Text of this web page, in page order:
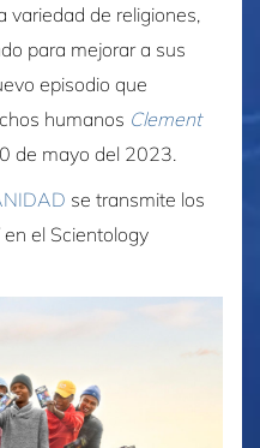
variedad de religiones,
para mejorar a sus
episodio que
humanos Clement
de mayo del 2023.
se transmite los
en el Scientology